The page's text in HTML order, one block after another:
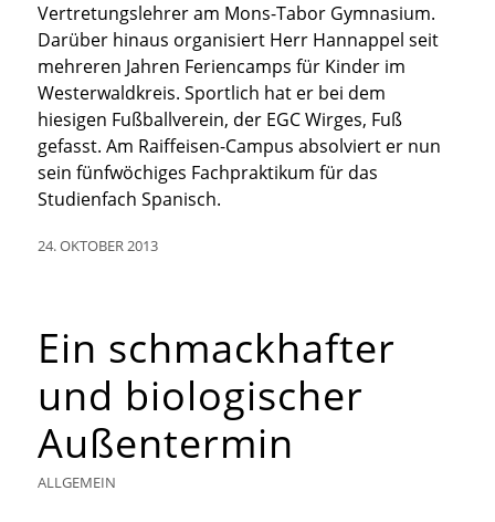
Vertretungslehrer am Mons-Tabor Gymnasium.
Darüber hinaus organisiert Herr Hannappel seit
mehreren Jahren Feriencamps für Kinder im
Westerwaldkreis. Sportlich hat er bei dem
hiesigen Fußballverein, der EGC Wirges, Fuß
gefasst. Am Raiffeisen-Campus absolviert er nun
sein fünfwöchiges Fachpraktikum für das
Studienfach Spanisch.
24. OKTOBER 2013
Ein schmackhafter
und biologischer
Außentermin
ALLGEMEIN